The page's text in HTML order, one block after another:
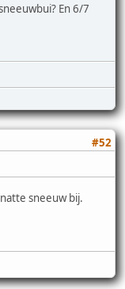
En 6/7
#52
sneeuw bij.